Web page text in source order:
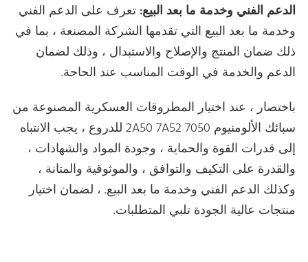
الدعم الفني وخدمة ما بعد البيع: تعرف على الدعم الفني
وخدمة ما بعد البيع التي تقدمها الشركة المصنعة ، بما في
ذلك ضمان المنتج والإصلاح والاستبدال ، وذلك لضمان
الدعم والخدمة في الوقت المناسب عند الحاجة.
باختصار ، عند اختيار المطروقات العسكرية المصنوعة من
سبائك الألومنيوم 2A50 7A52 7050 للدروع ، يجب الانتباه
إلى قدرات القوة والحماية ، وجودة المواد والشهادات ،
والقدرة على التكيف والتوافق ، والموثوقية والمتانة ،
وكذلك الدعم الفني وخدمة ما بعد البيع. ، لضمان اختيار
منتجات عالية الجودة تلبي المتطلبات.